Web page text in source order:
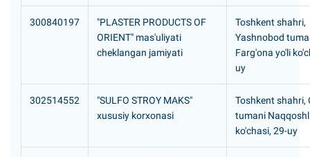
300840197
"PLASTER PRODUCTS OF
ORIENT" mas'uliyati
cheklangan jamiyati
Toshkent shahri,
Yashnobod
Farg'ona yo'li
uy
302514552
"SULFO STROY MAKS"
xususiy korxonasi
Toshkent shahri,
tumani
ko'chasi, 29-uy